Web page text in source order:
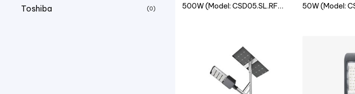
Toshiba (0)
500W (Model: CSD05.SL.RF
50W (Model: